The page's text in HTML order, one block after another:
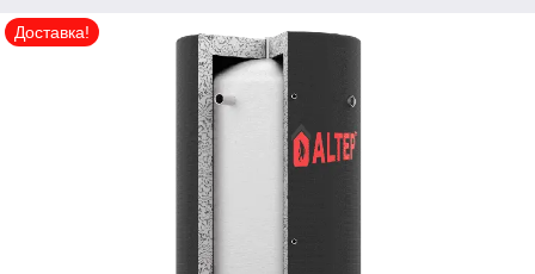
Доставка!